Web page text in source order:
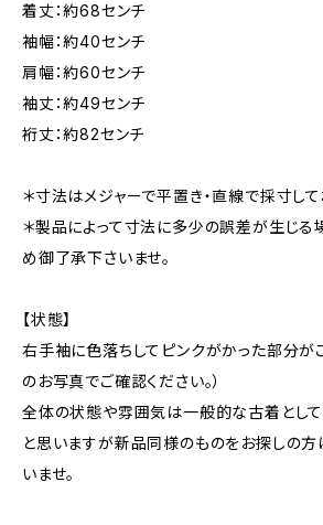
着丈：約68センチ
袖幅：約40センチ
肩幅：約60センチ
袖丈：約49センチ
裄丈：約82センチ
＊寸法はメジャーで平置き・直線で採寸して
＊製品によって寸法に多少の誤差が生じる
め御了承下さいませ。
【状態】
右手袖に色落ちしてピンクがかった部分が
のお写真でご確認ください。）
全体の状態や雰囲気は一般的な古着とし
と思いますが新品同様のものをお探しの方
いませ。